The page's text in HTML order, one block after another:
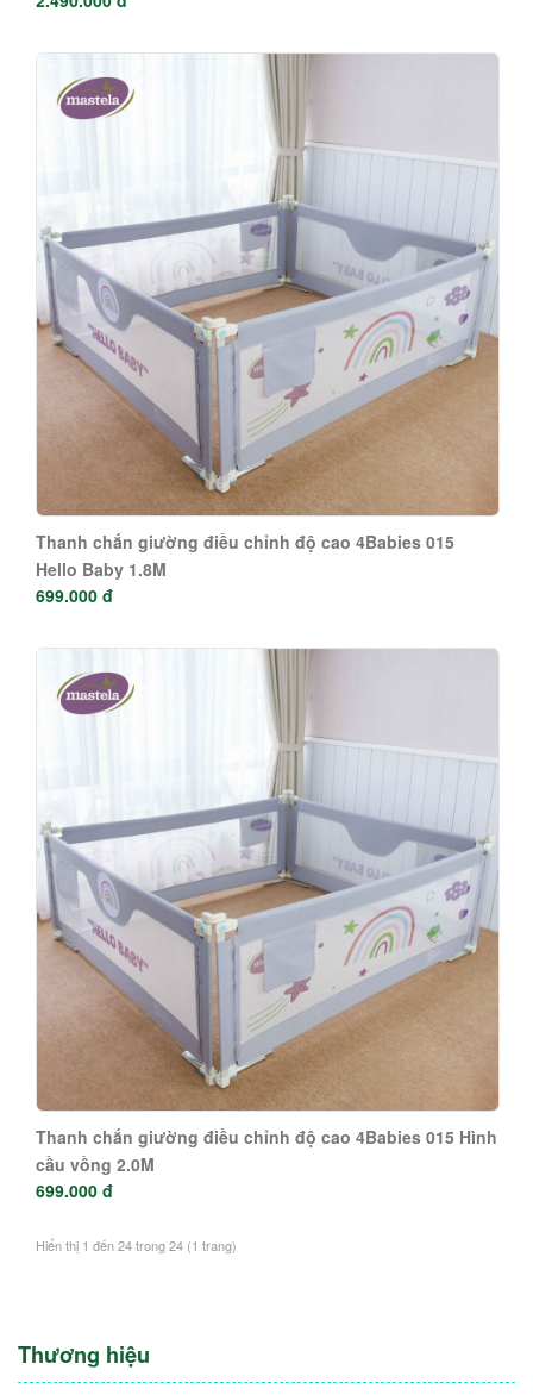
Nôi ru ngủ thư giãn kết hợp ghế ngồi ăn dặm, ghế ngồi
đọc sách cho bé Mastela 8081- 8085 - 8087
Thanh chắn giường điều chỉnh độ cao 4Babies 015
Hello Baby 1.8M
699.000 đ